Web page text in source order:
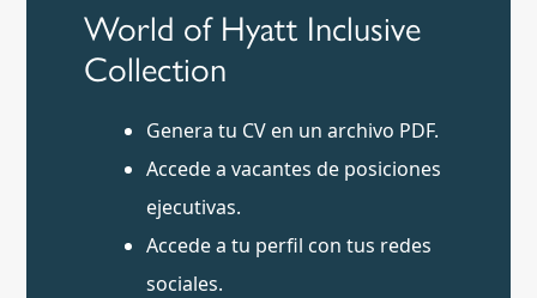
World of Hyatt Inclusive
Collection
Genera tu CV en un archivo PDF.
Accede a vacantes de posiciones
ejecutivas.
Accede a tu perfil con tus redes
sociales.